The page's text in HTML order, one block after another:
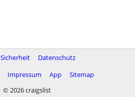
Sicherheit
Datenschutz
Impressum App
Sitemap
© 2026 craigslist